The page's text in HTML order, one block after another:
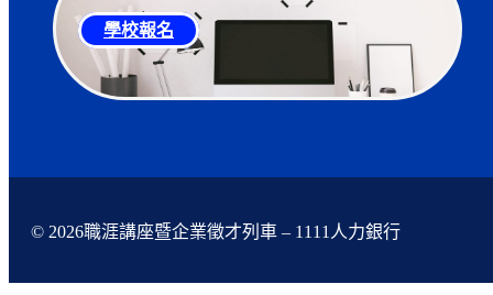
學校報名
© 2026職涯講座暨企業徵才列車 – 1111人力銀行